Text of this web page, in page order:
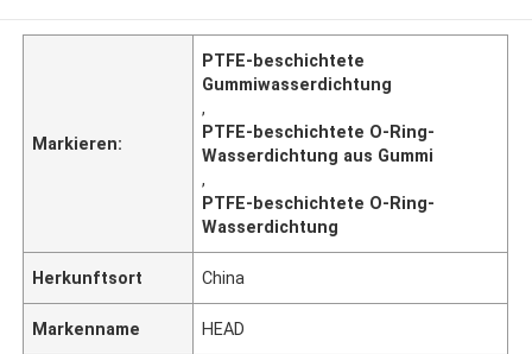
Markieren:
PTFE-beschichtete
Gummiwasserdichtung
,
PTFE-beschichtete O-Ring-
Wasserdichtung aus Gummi
,
PTFE-beschichtete O-Ring-
Wasserdichtung
Herkunftsort China
Markenname HEAD